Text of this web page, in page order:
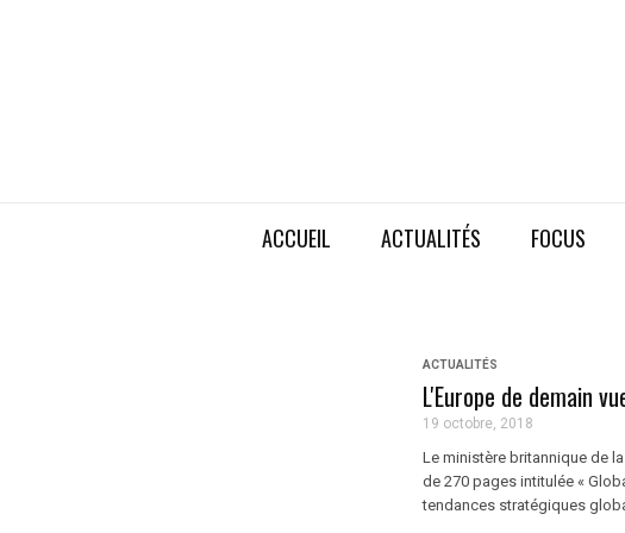
ACCUEIL ACTUALITÉS FOCUS
ACTUALITÉS
L'Europe de demain
19 octobre, 2018
Le ministère britannique de
de 270 pages intitulée «
tendances stratégiques